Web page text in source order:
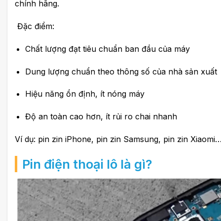
chính hãng.
Đặc điểm:
Chất lượng đạt tiêu chuẩn ban đầu của máy
Dung lượng chuẩn theo thông số của nhà sản xuất
Hiệu năng ổn định, ít nóng máy
Độ an toàn cao hơn, ít rủi ro chai nhanh
Ví dụ: pin zin iPhone, pin zin Samsung, pin zin
Pin điện thoại lô là gì?